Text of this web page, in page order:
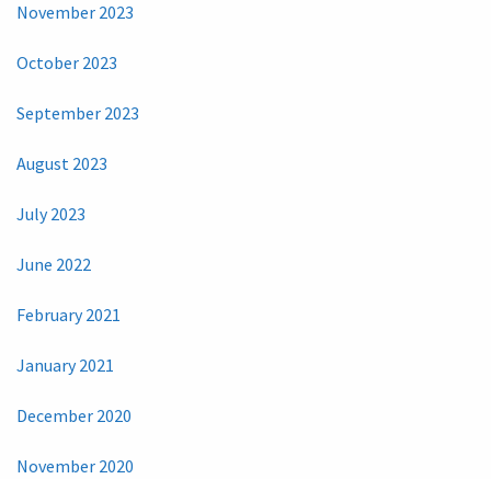
November 2023
October 2023
September 2023
August 2023
July 2023
June 2022
February 2021
January 2021
December 2020
November 2020